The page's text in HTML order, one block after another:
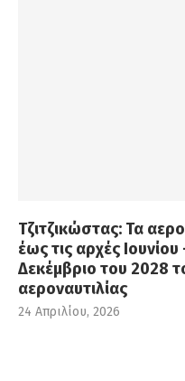
Τζιτζικώστας: Τα
έως τις αρχές
Δεκέμβριο του 2028
αεροναυτιλίας
24 Απριλίου, 2026